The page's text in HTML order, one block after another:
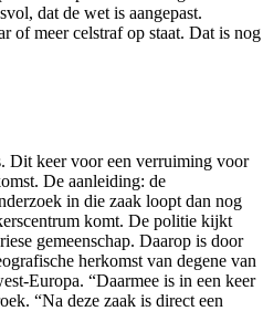
dat de wet is aangepast.
of meer celstraf op staat. Dat is nog
Dit keer voor een verruiming voor
De aanleiding: de
in die zaak loopt dan nog
komt. De politie kijkt
gemeenschap. Daarop is door
herkomst van degene van
Europa. “Daarmee is in een keer
“Na deze zaak is direct een